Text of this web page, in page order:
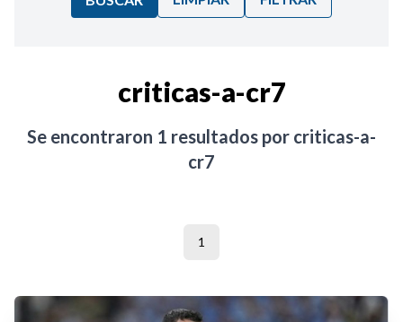
criticas-a-cr7
Se encontraron 1 resultados por criticas-a-
cr7
1